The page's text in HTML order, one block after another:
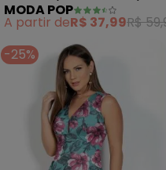
com Transpasse no
Decote
MODA POP
A partir deR$ 37,99R$
-25%